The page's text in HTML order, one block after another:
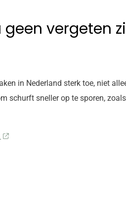
vergeten
in Nederland sterk toe, niet
schurft sneller op te sporen,